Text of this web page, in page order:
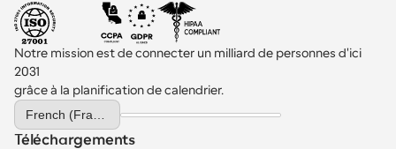
Notre mission est de connecter un milliard de personnes d'ici
2031
grâce à la planification de calendrier.
Select Language
Téléchargements